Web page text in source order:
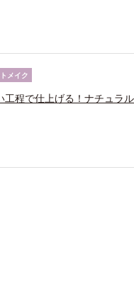
メイク
工程で仕上げる！ナチュラ